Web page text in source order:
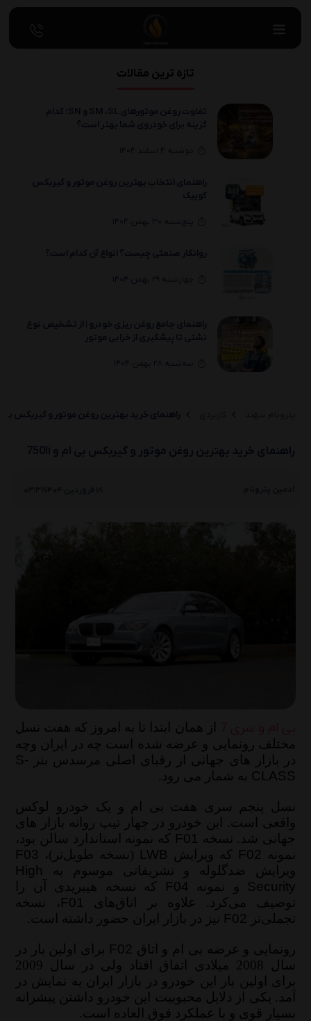
تازه ترین مقالات
راهنمای انتخاب بهترین روغن موتور و روغن
گیربکس پژو 405( GLX، SLXو موتور 2000)
راهنمای تشخیص روغن موتور اصل از تقلبی؛ 5
نکته‌ای که باید بدانید!
یکشنبه 7 دی 1404
راهنمای انتخاب روغن موتور مناسب در زمستان:
راهنمای انتخاب بهترین روغن موتور و گیربکس
هایما(S5 و S7 و S8 و 7X)
دوشنبه 1 دی 1404
از همان ابتدا تا به امروز که هفت نسل
مختلف رونمایی و عرضه شده است چه در ایران وچه
در بازار های جهانی از رقبای اصلی مرسدس بنز S-
CLASS به شمار می رود.
نسل پنجم سری هفت بی ام و یک خودرو لوکس
واقعی است. این خودرو در چهار تیپ روانه بازار های
جهانی شد. نسخه
F01 که نمونه استاندارد سالن بود،
نمونه F02 که ویرایش LWB (نسخه طویل‌تر)، F03
ویرایش ضدگلوله و تشریفاتی موسوم به High
Security‌ و نمونه F04
که نسخه هیبریدی آن را
توصیف می‌کرد. علاوه بر اتاق‌های
F01، نسخه
تجملی‌تر F02 نیز در بازار ایران حضور داشته است.
رونمایی و عرضه بی ام و اتاق F02 برای اولین بار در
سال 2008 میلادی اتفاق افتاد ولی در سال 2009
برای اولین بار این خودرو در بازار ایران به نمایش در
آمد. یکی از دلایل محبوبیت این خودرو داشتن پیشرانه
بسیار قوی و با عملکرد فوق العاده است.